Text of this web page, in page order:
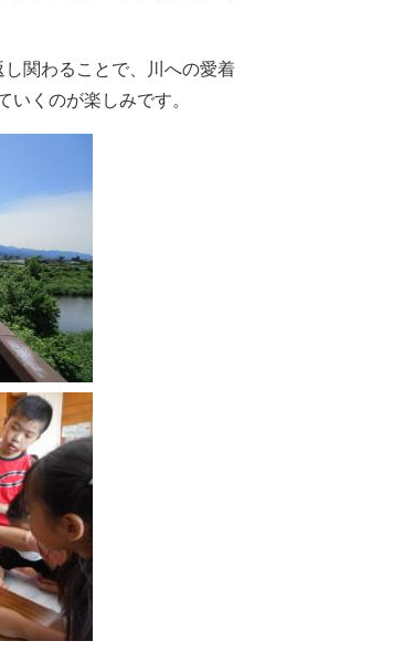
関わることで、川への愛着
くのが楽しみです。